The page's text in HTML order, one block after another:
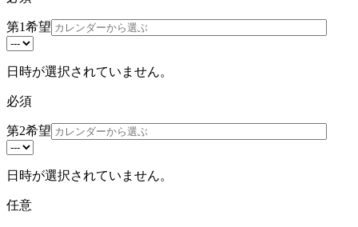
第1希望
日時が選択されていません。
必須
第2希望
日時が選択されていません。
任意